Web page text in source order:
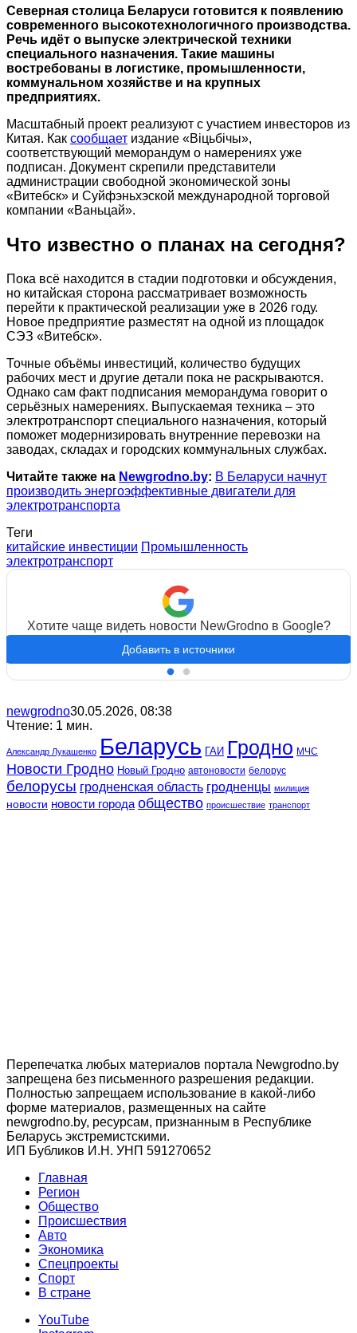
Северная столица Беларуси готовится к появлению
современного высокотехнологичного производства.
Речь идёт о выпуске электрической техники
специального назначения. Такие машины
востребованы в логистике, промышленности,
коммунальном хозяйстве и на крупных
предприятиях.
Масштабный проект реализуют с участием инвесторов из
Китая. Как сообщает издание «Віцьбічы»,
соответствующий меморандум о намерениях уже
подписан. Документ скрепили представители
администрации свободной экономической зоны
«Витебск» и Суйфэньхэской международной торговой
компании «Ваньцай».
Что известно о планах на сегодня?
Пока всё находится в стадии подготовки и обсуждения,
но китайская сторона рассматривает возможность
перейти к практической реализации уже в 2026 году.
Новое предприятие разместят на одной из площадок
СЭЗ «Витебск».
Точные объёмы инвестиций, количество будущих
рабочих мест и другие детали пока не раскрываются.
Однако сам факт подписания меморандума говорит о
серьёзных намерениях. Выпускаемая техника – это
электротранспорт специального назначения, который
поможет модернизировать внутренние перевозки на
заводах, складах и городских коммунальных службах.
Читайте также на Newgrodno.by: В Беларуси начнут
производить энергоэффективные двигатели для
электротранспорта
Теги
китайские инвестиции Промышленность
электротранспорт
Хотите чаще видеть новости NewGrodno в Google?
Добавить в источники
newgrodno30.05.2026, 08:38
Чтение: 1 мин.
Александр Лукашенко Беларусь ГАИ Гродно МЧС
Новости Гродно Новый Гродно автоновости белорус
белорусы гродненская область гродненцы милиция
новости новости города общество происшествие транспорт
Перепечатка любых материалов портала Newgrodno.by
запрещена без письменного разрешения редакции.
Полностью запрещаем использование в какой-либо
форме материалов, размещенных на сайте
newgrodno.by, ресурсам, признанным в Республике
Беларусь экстремистскими.
ИП Бубликов И.Н. УНП 591270652
Главная
Регион
Общество
Происшествия
Авто
Экономика
Спецпроекты
Cпорт
В стране
YouTube